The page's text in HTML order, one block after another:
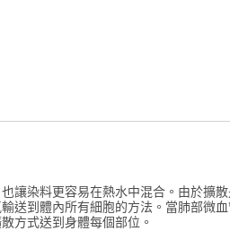
讓染料更容易在熱水中混合。由於擴
送到體內所有細胞的方法。當肺部微
方式送到身體每個部位。